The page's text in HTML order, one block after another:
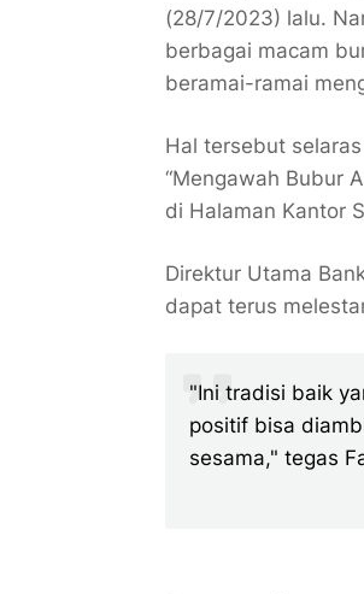
(28/7/2023) lalu.
berbagai macam
beramai-ramai
Hal tersebut
“Mengawah Bubur
di Halaman Kantor
Direktur Utama
dapat terus
"Ini tradisi baik
positif bisa
sesama," tegas